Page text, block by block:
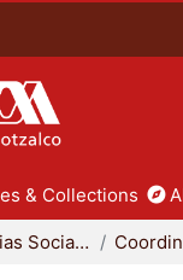
& Collections
División de Ciencias Sociales y Humanidades